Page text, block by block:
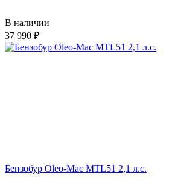
В наличии
37 990
Бензобур Oleo-Mac MTL51 2,1 л.с.